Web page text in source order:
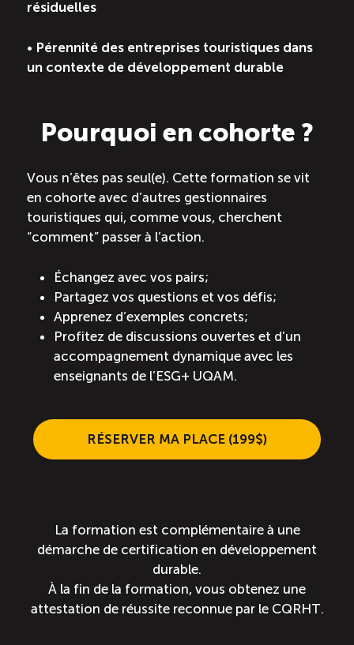
résiduelles
• Pérennité des entreprises touristiques dans
un contexte de développement durable
Pourquoi en cohorte ?
Vous n’êtes pas seul(e). Cette formation se vit
en cohorte avec d’autres gestionnaires
touristiques qui, comme vous, cherchent
“comment” passer à l’action.
Échangez avec vos pairs;
Partagez vos questions et vos défis;
Apprenez d’exemples concrets;
Profitez de discussions ouvertes et d’un
accompagnement dynamique avec les
enseignants de l’ESG+ UQAM.
RÉSERVER MA PLACE (199$)
La formation est complémentaire à une
démarche de certification en développement
durable.
À la fin de la formation, vous obtenez une
attestation de réussite reconnue par le CQRHT.